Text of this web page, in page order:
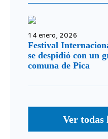
14 enero, 2026
Festival
se despidió con un
comuna de Pica
Ver todas